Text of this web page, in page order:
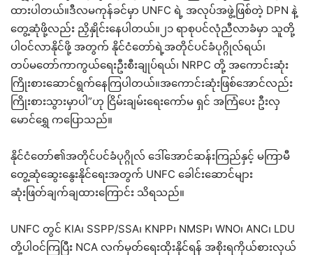
ထားပါတယ်။ဒီလမကုန်ခင်မှာ UNFC ရဲ့ အလုပ်အဖွဲ့ဖြစ်တဲ့ DPN နဲ့
တွေ့ဆုံဖို့လည်း ညှိနှိုင်းနေပါတယ်။၂၁ ရာစုပင်လုံညီလာခံမှာ သူတို့
ပါဝင်လာနိုင်ဖို့ အတွက် နိုင်ငံတော်ရဲ့အတိုင်ပင်ခံပုဂ္ဂိုလ်ရယ်၊
တပ်မတော်ကာကွယ်ရေးဦးစီးချုပ်ရယ်၊ NRPC တို့ အကောင်းဆုံး
ကြိုးစားဆောင်ရွက်နေကြပါတယ်။အကောင်းဆုံးဖြစ်အောင်လည်း
ကြိုးစားသွားမှာပါ”ဟု ငြိမ်းချမ်းရေးကော်မ ရှင် အကြံပေး ဦးလှ
မောင်ရွှေ ကပြောသည်။
နိုင်ငံတော်၏အတိုင်ပင်ခံပုဂ္ဂိုလ် ဒေါ်အောင်ဆန်းကြည်နှင့် မကြာမီ
တွေ့ဆုံဆွေးနွေးနိုင်ရေးအတွက် UNFC ခေါင်းဆောင်များ
ဆုံးဖြတ်ချက်ချထားကြောင်း သိရသည်။
UNFC တွင် KIA၊ SSPP/SSA၊ KNPP၊ NMSP၊ WNO၊ ANC၊ LDU
တို့ပါဝင်ကြပြီး NCA လက်မှတ်ရေးထိုးနိုင်ရန် အစိုးရကိုယ်စားလှယ်